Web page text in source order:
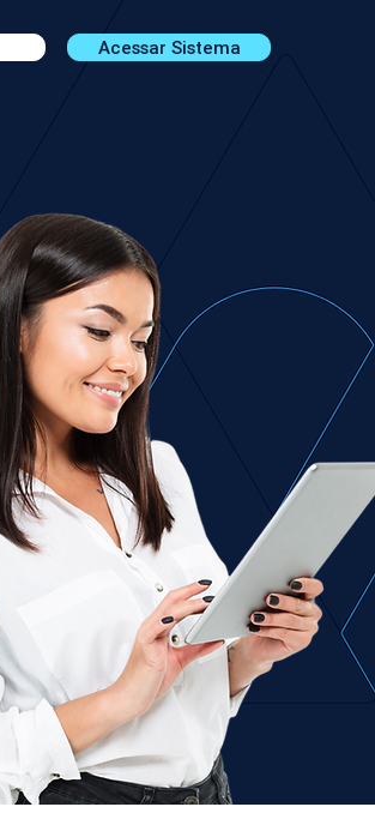
Acessar Sistema